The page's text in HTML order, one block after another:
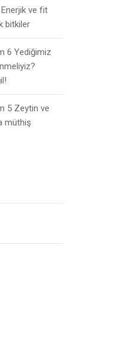
ve fit
bitkiler
6 Yediğimiz
5 Zeytin ve
müthiş